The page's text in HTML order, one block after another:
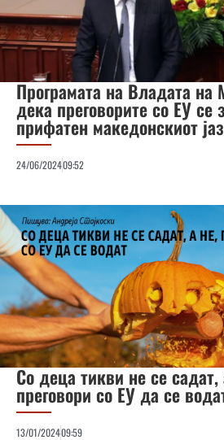
Програмата на Владата
дека преговорите со ЕУ се
прифатен македонскиот
24/06/202409:52
Со деца тикви не се
преговори со ЕУ да се
13/01/202409:59